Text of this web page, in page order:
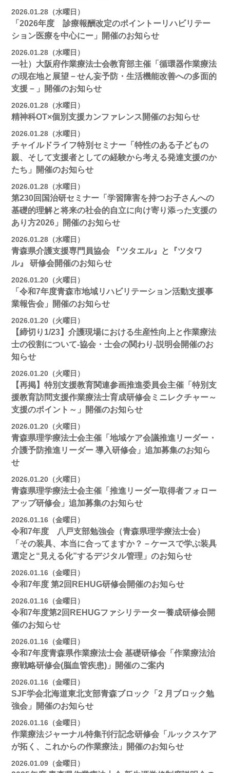
2026.01.28（水曜日）
「2026年度 診療報酬改定のポイントーリハビリテー
ション医療を中心にー」開催のお知らせ
2026.01.28（水曜日）
一社）大阪府作業療法士会教育部主催「循環器作業療法
の現在地と展望－せん妄予防・生活機能改善への多面的
支援－」開催のお知らせ
2026.01.28（水曜日）
精神科OT×個別支援カンファレンス開催のお知らせ
2026.01.28（水曜日）
チャイルドライフ特別セミナー「特性のある子どもの
親、そして支援者としての経験から考える発達支援のか
たち」開催のお知らせ
2026.01.28（水曜日）
第230回国治研セミナー「学習障害を持つお子さんへの
基礎的理解と将来の社会的自立に向け寄り添った支援の
あり方2026」開催のお知らせ
2026.01.28（水曜日）
青森県介護支援専門員協会 『ツタエル』と『ツタワ
ル』 研修会開催のお知らせ
2026.01.20（火曜日）
「令和7年度青森市地域リハビリテーション活動支援事
業報告会」開催のお知らせ
2026.01.20（火曜日）
【締切り1/23】介護現場における生産性向上と作業療法
士の役割について-協会・士会の関わり-説明会開催のお
知らせ
2026.01.20（火曜日）
【再掲】特別支援教育関連参画推進委員会主催「特別支
援教育訪問支援作業療法士育成研修会ミニレクチャー～
支援のポイント～」開催のお知らせ
2026.01.20（火曜日）
青森県理学療法士会主催「地域ケア会議推進リーダー・
介護予防推進リーダー 導入研修会」追加募集のお知ら
せ
2026.01.20（火曜日）
青森県理学療法士会主催「推進リーダー取得者フォロー
アップ研修会」追加募集のお知らせ
2026.01.16（金曜日）
令和7年度 八戸支部勉強会（青森県理学療法士会）
「その装具、本当に合ってますか？－ケースで学ぶ装具
選定と“見える化”するデジタル管理」のお知らせ
2026.01.16（金曜日）
令和7年度 第2回REHUG研修会開催のお知らせ
2026.01.16（金曜日）
令和7年度第2回REHUGファシリテーター養成研修会開
催のお知らせ
2026.01.16（金曜日）
令和7年度青森県作業療法士会 基礎研修会「作業療法治
療戦略研修会(脳血管疾患)」開催のご案内
2026.01.16（金曜日）
SJF学会北海道東北支部⻘森ブロック「2 月ブロック勉
強会」開催のお知らせ
2026.01.16（金曜日）
作業療法ジャーナル特集刊行記念研修会「ルックスケア
が拓く、これからの作業療法」開催のお知らせ
2026.01.09（金曜日）